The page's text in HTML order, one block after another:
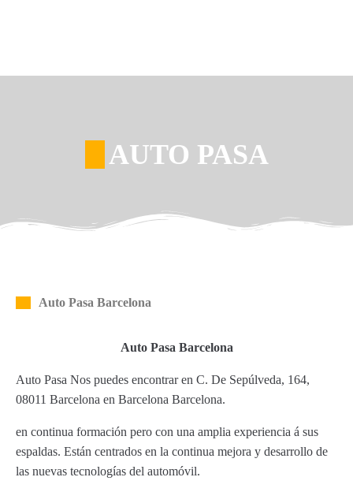
AUTO PASA
Auto Pasa Barcelona
Auto Pasa Barcelona
Auto Pasa Nos puedes encontrar en C. De Sepúlveda, 164,
08011 Barcelona en Barcelona Barcelona.
en continua formación pero con una amplia experiencia á sus
espaldas. Están centrados en la continua mejora y desarrollo de
las nuevas tecnologías del automóvil.